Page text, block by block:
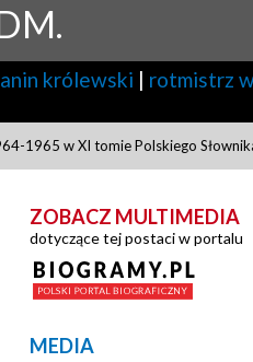
królewski | rotmistrz
1965 w XI tomie Polskiego
ZOBACZ MULTIMEDIA
dotyczące tej postaci w portalu
MEDIA